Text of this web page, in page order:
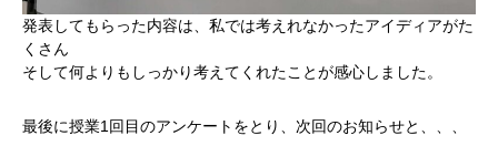
発表してもらった内容は、私では考えれなかったアイディアがた
くさん
そして何よりもしっかり考えてくれたことが感心しました。
最後に授業1回目のアンケートをとり、次回のお知らせと、、、